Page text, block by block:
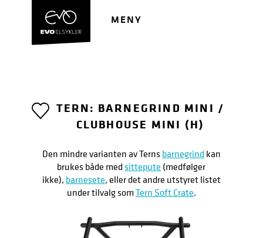
navigasjon
MENY
TERN: BARNEGRIND MINI /
CLUBHOUSE MINI (H)
Den mindre varianten av Ternsbarnegrindkan
brukes både medsittepute (medfølger
ikke), barnesete, eller det andre utstyret listet
under tilvalg somTern Soft Crate.